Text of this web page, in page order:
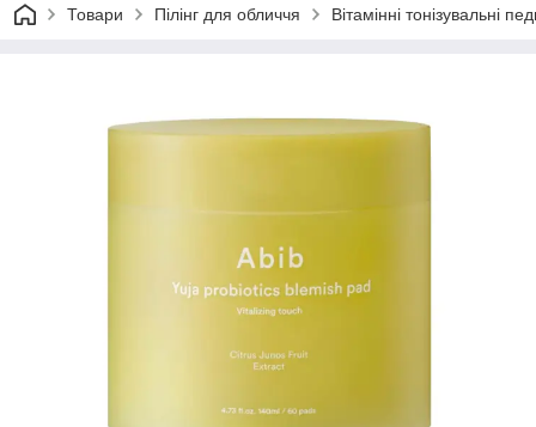
Товари Пілінг для обличчя Вітамінні тонізувальні